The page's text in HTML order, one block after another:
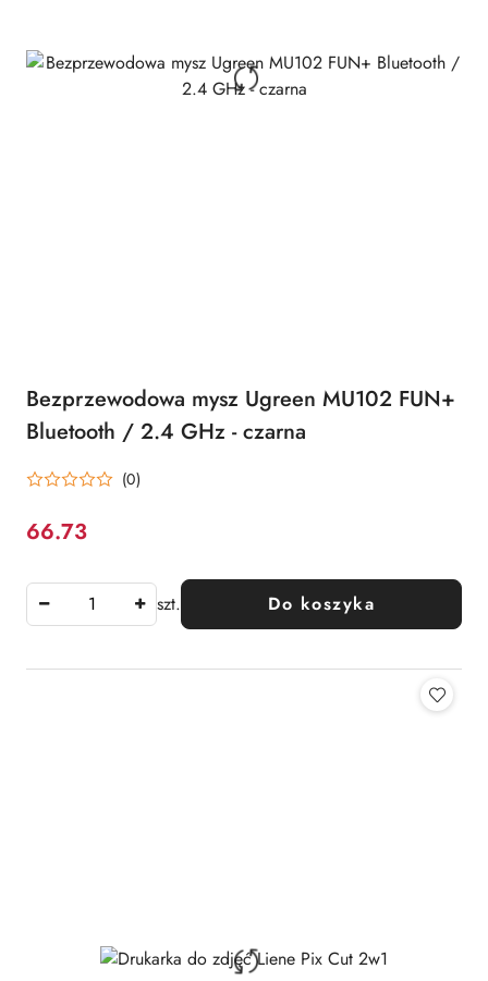
Bezprzewodowa mysz Ugreen MU102 FUN+
Bluetooth / 2.4 GHz - czarna
(0)
Cena:
66.73
szt. Do koszyka